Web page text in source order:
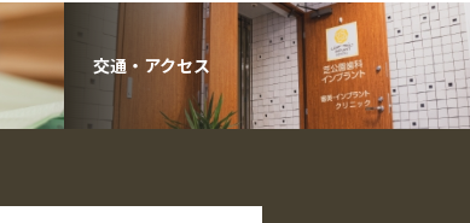
交通・アクセス